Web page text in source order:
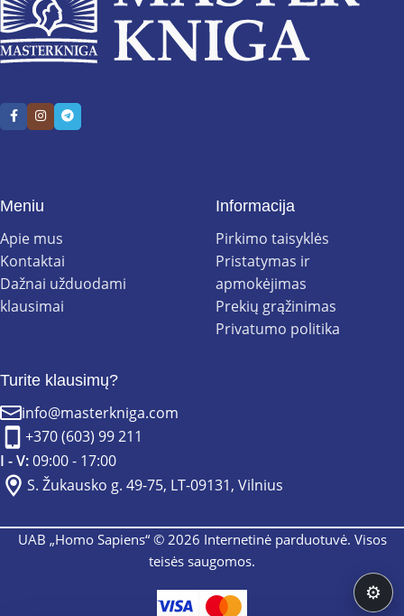
Meniu
Apie mus
Kontaktai
Dažnai užduodami
klausimai
Informacija
Pirkimo taisyklės
Pristatymas ir
apmokėjimas
Prekių grąžinimas
Privatumo politika
Turite klausimų?
info@masterkniga.com
+370 (603) 99 211
I - V:09:00 - 17:00
S. Žukausko g. 49-75, LT-09131, Vilnius
UAB „Homo Sapiens“ © 2026 Internetinė parduotuvė. Visos
teisės saugomos.
⚙